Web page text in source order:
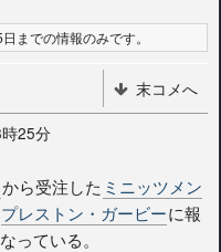
までの情報のみです。
末コメへ
25分
から受注した ミニッツメン
プレストン・ガービーに報
っている。